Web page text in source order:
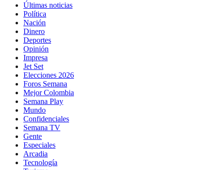
Últimas noticias
Política
Nación
Dinero
Deportes
Opinión
Impresa
Jet Set
Elecciones 2026
Foros Semana
Mejor Colombia
Semana Play
Mundo
Confidenciales
Semana TV
Gente
Especiales
Arcadia
Tecnología